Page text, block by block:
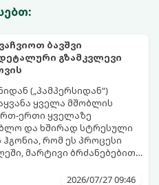
ბავშვი
გზამკვლევი
(„პამპერსიდან“)
ყველა მშობლის
ერთი ყველაზე
და ხშირად სტრესული
ჰგონია, რომ ეს პროცესი
მარტივი ბრძანებებით
და ფსიქოლოგიური
ეს პროცესი2026/07/27 09:46